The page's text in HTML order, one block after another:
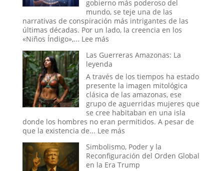
de
la
Sala
donde
Decide
la
Hora
del
Apocalipsis
gobierno más poderoso del
mundo, se teje una de las
narrativas de conspiración más intrigantes de las
últimas décadas. Por un lado, la creencia en los
«Niños Índigo»,... Lee más:
«Niños
Índigo»
y
el
Proyecto
Stargate:
¿La
Última
Frontera
la
Psique
o
Las Guerreras Amazonas: La
leyenda
A través de los tiempos ha estado
presente la imagen mitológica
clásica de las amazonas, ese
grupo de aguerridas mujeres que
se cree habitaban en una isla
donde los hombres no eran permitidos. A pesar de
que la existencia de... Lee más:
Guerreras
Amazonas:
La
Simbolismo, Poder y la
Reconfiguración del Orden Global
en la Era Trump